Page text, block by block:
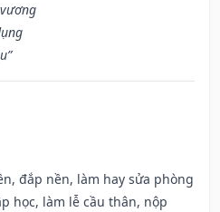
đắp nền, làm hay sửa phòng
học, làm lễ cầu thân, nộp